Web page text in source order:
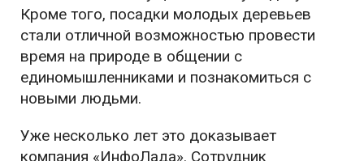
Кроме того, посадки молодых деревьев
стали отличной возможностью провести
время на природе в общении с
единомышленниками и познакомиться с
новыми людьми.
Уже несколько лет это доказывает
компания «ИнфоЛада». Сотрудник